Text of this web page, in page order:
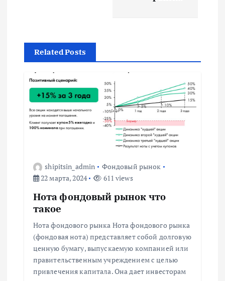
г
а
ц
и
Related Posts
shipitsin_admin
Фондовый рынок
22 марта, 2024
611 views
Нота фондовый рынок что
такое
Нота фондового рынка Нота фондового рынка
(фондовая нота) представляет собой долговую
ценную бумагу, выпускаемую компанией или
правительственным учреждением с целью
привлечения капитала. Она дает инвесторам